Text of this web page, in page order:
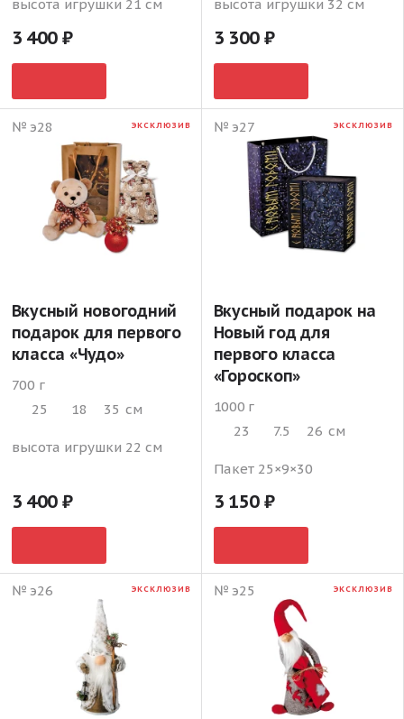
высота игрушки 21 см
3 400
высота игрушки 32 см
3 300
№ э28 ЭКСКЛЮЗИВ
Вкусный новогодний
подарок для первого
класса «Чудо»
700 г
25
18 35 см
высота игрушки 22 см
3 400
№ э27 ЭКСКЛЮЗИВ
Вкусный подарок на
Новый год для
первого класса
«Гороскоп»
1000 г
23
7.5 26 см
Пакет 25×9×30
3 150
№ э26 ЭКСКЛЮЗИВ № э25 ЭКСКЛЮЗИВ